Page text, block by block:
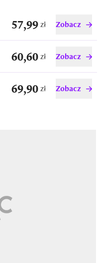
57,99zł Zobacz
60,60zł Zobacz
69,90zł Zobacz